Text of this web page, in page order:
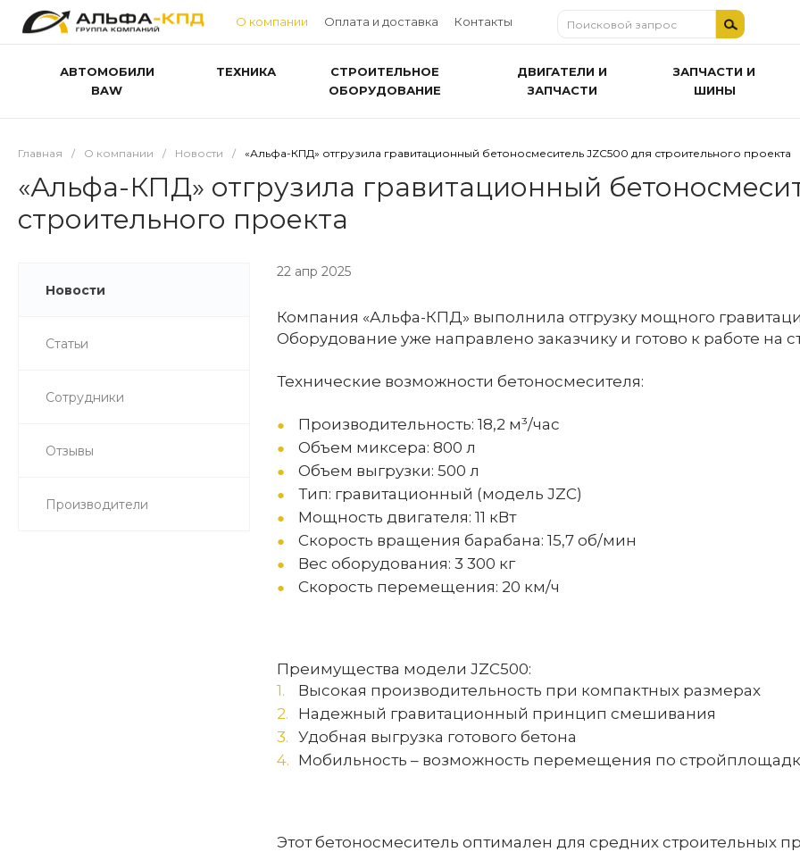
О компании Оплата и доставка Контакты
АВТОМОБИЛИ
BAW
ТЕХНИКА
СТРОИТЕЛЬНОЕ
ОБОРУДОВАНИЕ
ДВИГАТЕЛИ И
ЗАПЧАСТИ
ЗАПЧАСТИ И
ШИНЫ
Главная / О компании / Новости / «Альфа-КПД» отгрузила гравитационный бетоносмеситель JZC500 для строительного проекта
«Альфа-КПД» отгрузила гравитационный
строительного проекта
Новости
Статьи
Сотрудники
Отзывы
Производители
22 апр 2025
Компания «Альфа-КПД» выполнила отгрузку мощного
Оборудование уже направлено заказчику и готово к работе на
Технические возможности бетоносмесителя:
Производительность: 18,2 м³/час
Объем миксера: 800 л
Объем выгрузки: 500 л
Тип: гравитационный (модель JZC)
Мощность двигателя: 11 кВт
Скорость вращения барабана: 15,7 об/мин
Вес оборудования: 3 300 кг
Скорость перемещения: 20 км/ч
Преимущества модели JZC500:
Высокая производительность при компактных размерах
Надежный гравитационный принцип смешивания
Удобная выгрузка готового бетона
Мобильность – возможность перемещения по
Этот бетоносмеситель оптимален для средних строительных